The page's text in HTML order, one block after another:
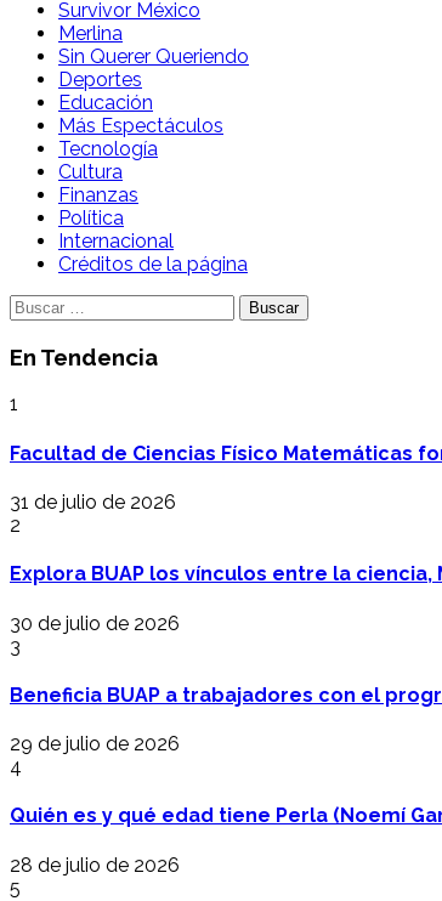
Survivor México
Merlina
Sin Querer Queriendo
Deportes
Educación
Más Espectáculos
Tecnología
Cultura
Finanzas
Política
Internacional
Créditos de la página
Buscar:
En Tendencia
1
Facultad de Ciencias Físico Matemáticas
31 de julio de 2026
2
Explora BUAP los vínculos entre la
30 de julio de 2026
3
Beneficia BUAP a trabajadores con el
29 de julio de 2026
4
Quién es y qué edad tiene Perla (Noemí
28 de julio de 2026
5